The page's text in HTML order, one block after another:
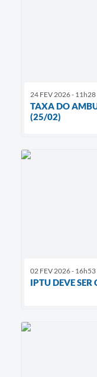
24 FEV 2026 - 11h28
TAXA DO
(25/02)
02 FEV 2026 - 16h53
IPTU DEVE